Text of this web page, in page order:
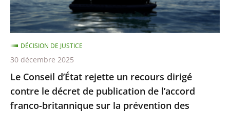
contre
le
décret
de
publication
de
l’accord
franco-
Le Conseil d’État rejette un recours dirigé
contre le décret de publication de l’accord
franco-britannique sur la prévention des
DÉCISION DE JUSTICE
30 décembre 2025